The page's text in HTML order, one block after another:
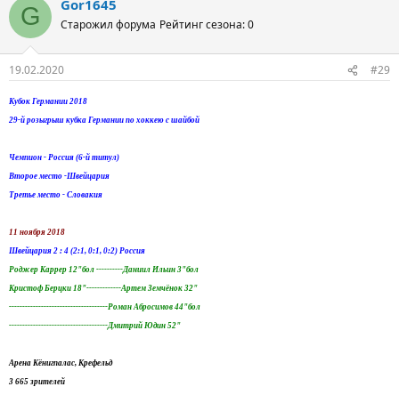
G Gor1645
Старожил форума Рейтинг сезона: 0
19.02.2020 #29
Кубок Германии 2018
29-й розыгрыш кубка Германии по хоккею с шайбой
Чемпион - Россия (6-й титул)
Второе место -Швейцария
Третье место - Словакия
11 ноября 2018
Швейцария 2 : 4 (2:1, 0:1, 0:2) Россия
Роджер Каррер 12"бол ----------Даниил Ильин 3"бол
Кристоф Берцки 18"-------------Артем Земчёнок 32"
-------------------------------------Роман Абросимов 44"бол
-------------------------------------Дмитрий Юдин 52"
Арена Kёнигпалас, Крефельд
3 665 зрителей